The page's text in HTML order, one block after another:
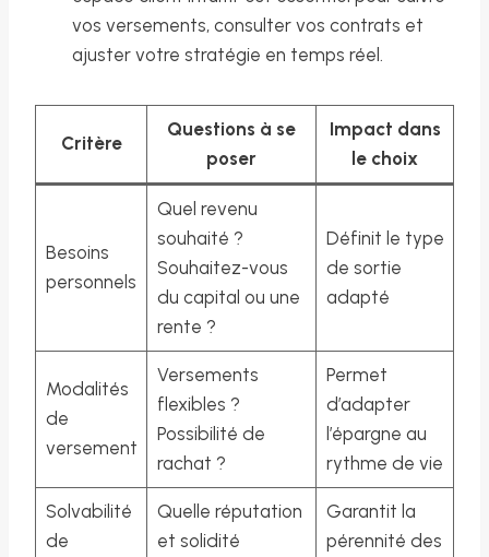
vos versements, consulter vos contrats et
ajuster votre stratégie en temps réel.
Critère
Questions à se
poser
Impact dans
le choix
Besoins
personnels
Quel revenu
souhaité ?
Souhaitez-vous
du capital ou une
rente ?
Définit le type
de sortie
adapté
Modalités
de
versement
Versements
flexibles ?
Possibilité de
rachat ?
Permet
d’adapter
l’épargne au
rythme de vie
Solvabilité
de
Quelle réputation
et solidité
Garantit la
pérennité des